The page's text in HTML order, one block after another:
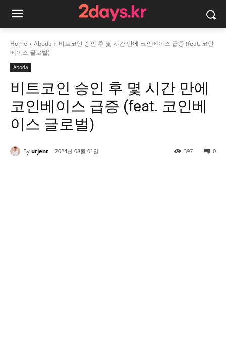
Home Aboda
비트코인 승인 후 몇 시간 만에 코인베이스 급증 (feat. 코인
베이스 글로벌)
Aboda
비트코인 승인 후 몇 시간 만에
코인베이스 급증 (feat. 코인베
이스 글로벌)
By urjent 2024년 08월 01일 0
397